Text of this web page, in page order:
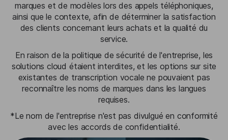
marques et de modèles lors des appels téléphoniques,
ainsi que le contexte, afin de déterminer la satisfaction
des clients concernant leurs achats et la qualité du
service.
En raison de la politique de sécurité de l'entreprise, les
solutions cloud étaient interdites, et les options sur site
existantes de transcription vocale ne pouvaient pas
reconnaître les noms de marques dans les langues
requises.
*Le nom de l'entreprise n'est pas divulgué en conformité
avec les accords de confidentialité.